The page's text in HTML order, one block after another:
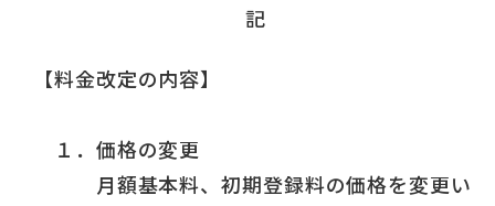
記
【料金改定の内容】
１．価格の変更
月額基本料、初期登録料の価格を変更い